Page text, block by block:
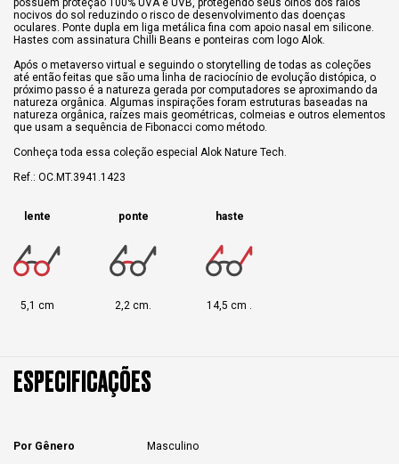
possuem proteção 100% UVA e UVB, protegendo seus olhos dos raios
nocivos do sol reduzindo o risco de desenvolvimento das doenças
oculares. Ponte dupla em liga metálica fina com apoio nasal em silicone.
Hastes com assinatura Chilli Beans e ponteiras com logo Alok.
Após o metaverso virtual e seguindo o storytelling de todas as coleções
até então feitas que são uma linha de raciocínio de evolução distópica, o
próximo passo é a natureza gerada por computadores se aproximando da
natureza orgânica. Algumas inspirações foram estruturas baseadas na
natureza orgânica, raízes mais geométricas, colmeias e outros elementos
que usam a sequência de Fibonacci como método.
Conheça toda essa coleção especial Alok Nature Tech.
Ref.: OC.MT.3941.1423
lente
5,1 cm
ponte
2,2 cm.
haste
14,5 cm .
ESPECIFICAÇÕES
Por Gênero Masculino